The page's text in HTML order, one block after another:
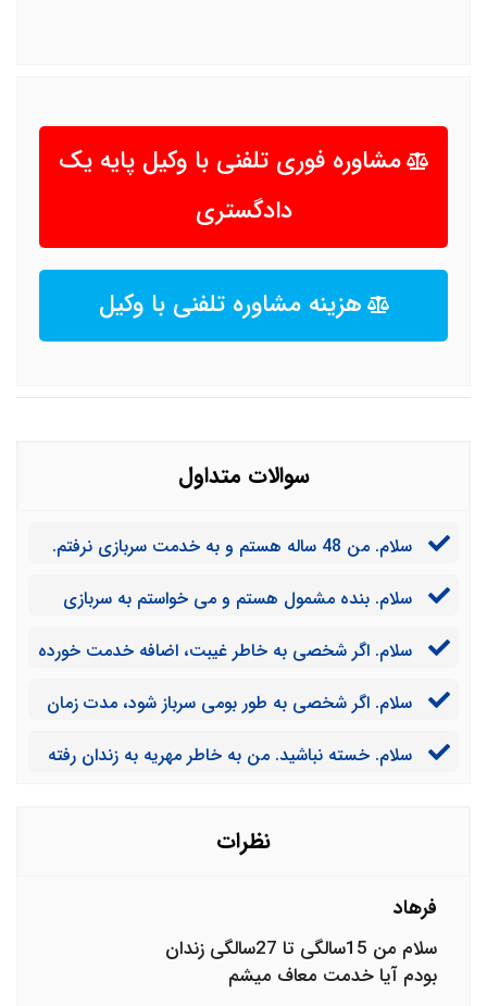
مشاوره فوری تلفنی با وکیل پایه یک
دادگستری
هزینه مشاوره تلفنی با وکیل
سوالات متداول
سلام. من 48 ساله هستم و به خدمت سربازی نرفتم.
سلام. بنده مشمول هستم و می خواستم به سربازی
سلام. اگر شخصی به خاطر غیبت، اضافه خدمت خورده
سلام. اگر شخصی به طور بومی سرباز شود، مدت زمان
تفاوتی می کند؟
سلام. خسته نباشید. من به خاطر مهریه به زندان رفته
نظرات
فرهاد
سلام من 15سالگی تا 27سالگی زندان
بودم آیا خدمت معاف میشم